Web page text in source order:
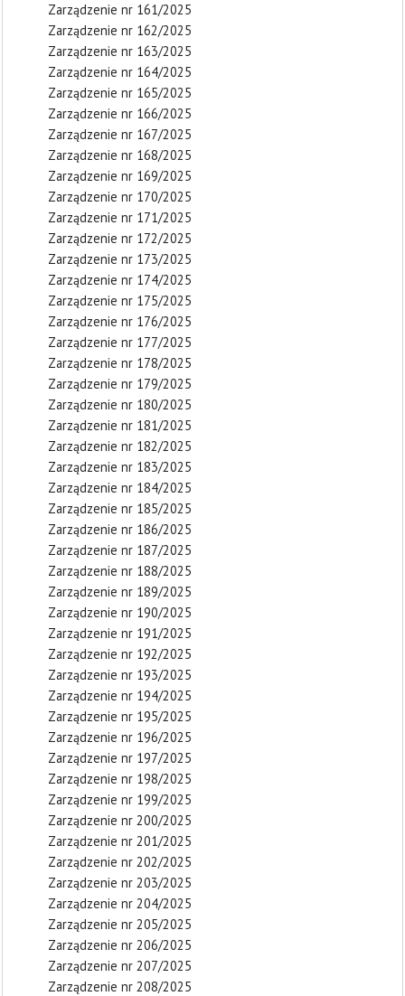
Zarządzenie nr 161/2025
Zarządzenie nr 162/2025
Zarządzenie nr 163/2025
Zarządzenie nr 164/2025
Zarządzenie nr 165/2025
Zarządzenie nr 166/2025
Zarządzenie nr 167/2025
Zarządzenie nr 168/2025
Zarządzenie nr 169/2025
Zarządzenie nr 170/2025
Zarządzenie nr 171/2025
Zarządzenie nr 172/2025
Zarządzenie nr 173/2025
Zarządzenie nr 174/2025
Zarządzenie nr 175/2025
Zarządzenie nr 176/2025
Zarządzenie nr 177/2025
Zarządzenie nr 178/2025
Zarządzenie nr 179/2025
Zarządzenie nr 180/2025
Zarządzenie nr 181/2025
Zarządzenie nr 182/2025
Zarządzenie nr 183/2025
Zarządzenie nr 184/2025
Zarządzenie nr 185/2025
Zarządzenie nr 186/2025
Zarządzenie nr 187/2025
Zarządzenie nr 188/2025
Zarządzenie nr 189/2025
Zarządzenie nr 190/2025
Zarządzenie nr 191/2025
Zarządzenie nr 192/2025
Zarządzenie nr 193/2025
Zarządzenie nr 194/2025
Zarządzenie nr 195/2025
Zarządzenie nr 196/2025
Zarządzenie nr 197/2025
Zarządzenie nr 198/2025
Zarządzenie nr 199/2025
Zarządzenie nr 200/2025
Zarządzenie nr 201/2025
Zarządzenie nr 202/2025
Zarządzenie nr 203/2025
Zarządzenie nr 204/2025
Zarządzenie nr 205/2025
Zarządzenie nr 206/2025
Zarządzenie nr 207/2025
Zarządzenie nr 208/2025